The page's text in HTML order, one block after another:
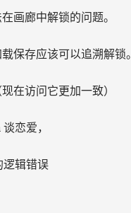
画廊中解锁的问题。
保存应该可以追溯解锁。
在访问它更加一致）
恋爱，
逻辑错误